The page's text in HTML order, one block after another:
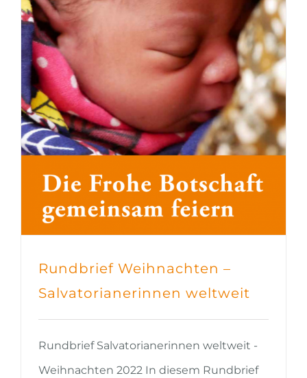
Rundbrief Weihnachten –
Salvatorianerinnen weltweit
Rundbrief Salvatorianerinnen weltweit -
Weihnachten 2022 In diesem Rundbrief